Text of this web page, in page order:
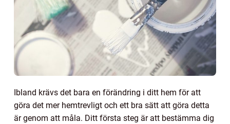
Ibland krävs det bara en förändring i ditt hem för att
göra det mer hemtrevligt och ett bra sätt att göra detta
är genom att måla. Ditt första steg är att bestämma dig